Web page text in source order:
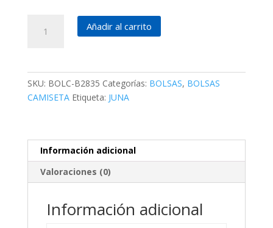
CAMISETA
Añadir al carrito
SKU: BOLC-B2835 Categorías: BOLSAS, BOLSAS
CAMISETA Etiqueta: JUNA
Información adicional
Valoraciones (0)
Información adicional